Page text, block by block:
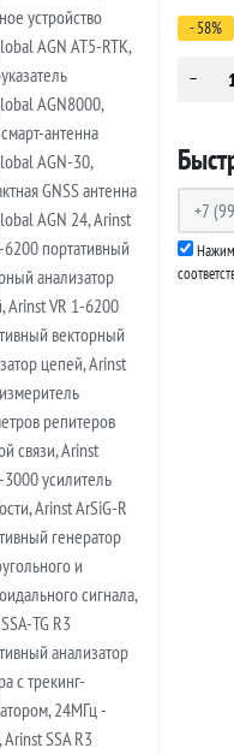
устройство
AGN AT5-RTK,
AGN8000,
антенна
AGN-30,
GNSS антенна
AGN 24, Arinst
6200 портативный
анализатор
Arinst VR 1-6200
векторный
цепей, Arinst
репитеров
связи, Arinst
3000 усилитель
Arinst ArSiG-R
генератор
и
сигнала,
TG R3
анализатор
с трекинг-
24МГц -
Arinst SSA R3
- 58%